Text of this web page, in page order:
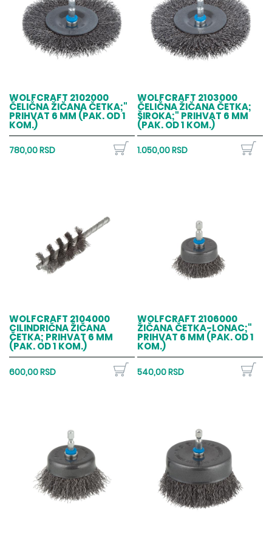
WOLFCRAFT 2102000
ČELIČNA ŽIČANA ČETKA;"
PRIHVAT 6 MM (PAK. OD 1
KOM.)
780,00 RSD
WOLFCRAFT 2103000
ČELIČNA ŽIČANA ČETKA;
ŠIROKA;" PRIHVAT 6 MM
(PAK. OD 1 KOM.)
1.050,00 RSD
WOLFCRAFT 2104000
CILINDRIČNA ŽIČANA
ČETKA; PRIHVAT 6 MM
(PAK. OD 1 KOM.)
600,00 RSD
WOLFCRAFT 2106000
ŽIČANA ČETKA-LONAC;"
PRIHVAT 6 MM (PAK. OD 1
KOM.)
540,00 RSD